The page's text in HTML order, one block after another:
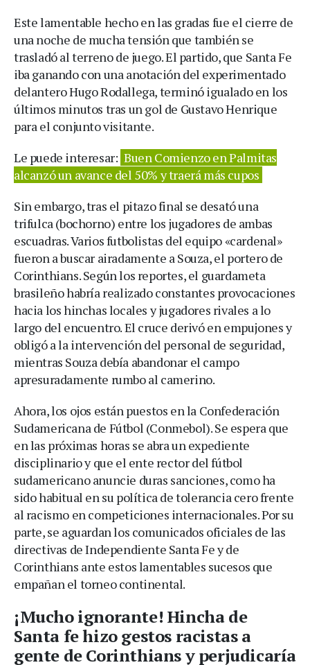
Este lamentable hecho en las gradas fue el cierre de
una noche de mucha tensión que también se
trasladó al terreno de juego. El partido, que Santa Fe
iba ganando con una anotación del experimentado
delantero Hugo Rodallega, terminó igualado en los
últimos minutos tras un gol de Gustavo Henrique
para el conjunto visitante.
Le puede interesar: Buen Comienzo en Palmitas
alcanzó un avance del 50% y traerá más cupos
Sin embargo, tras el pitazo final se desató una
trifulca (bochorno) entre los jugadores de ambas
escuadras. Varios futbolistas del equipo «cardenal»
fueron a buscar airadamente a Souza, el portero de
Corinthians. Según los reportes, el guardameta
brasileño habría realizado constantes provocaciones
hacia los hinchas locales y jugadores rivales a lo
largo del encuentro. El cruce derivó en empujones y
obligó a la intervención del personal de seguridad,
mientras Souza debía abandonar el campo
apresuradamente rumbo al camerino.
Ahora, los ojos están puestos en la Confederación
Sudamericana de Fútbol (Conmebol). Se espera que
en las próximas horas se abra un expediente
disciplinario y que el ente rector del fútbol
sudamericano anuncie duras sanciones, como ha
sido habitual en su política de tolerancia cero frente
al racismo en competiciones internacionales. Por su
parte, se aguardan los comunicados oficiales de las
directivas de Independiente Santa Fe y de
Corinthians ante estos lamentables sucesos que
empañan el torneo continental.
¡Mucho ignorante! Hincha de
Santa fe hizo gestos racistas a
gente de Corinthians y perjudicaría